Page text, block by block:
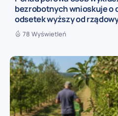
bezrobotnych wnioskuje o
odsetek wyższy od
78 Wyświetleń